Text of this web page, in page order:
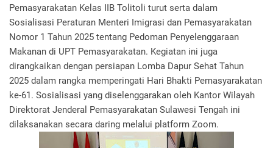
Pemasyarakatan Kelas IIB Tolitoli turut serta dalam
Sosialisasi Peraturan Menteri Imigrasi dan Pemasyarakatan
Nomor 1 Tahun 2025 tentang Pedoman Penyelenggaraan
Makanan di UPT Pemasyarakatan. Kegiatan ini juga
dirangkaikan dengan persiapan Lomba Dapur Sehat Tahun
2025 dalam rangka memperingati Hari Bhakti Pemasyarakatan
ke-61. Sosialisasi yang diselenggarakan oleh Kantor Wilayah
Direktorat Jenderal Pemasyarakatan Sulawesi Tengah ini
dilaksanakan secara daring melalui platform Zoom.